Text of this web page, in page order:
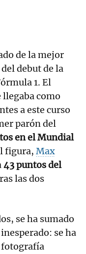
de la mejor
debut de la
1. El
como
a este curso
parón del
en el Mundial
figura, Max
43 puntos del
las dos
se ha sumado
se ha
fotografía